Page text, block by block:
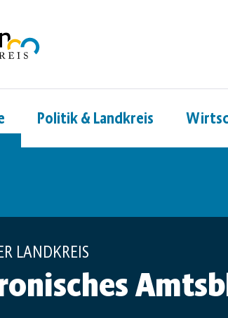
Politik & Landkreis
LANDKREIS